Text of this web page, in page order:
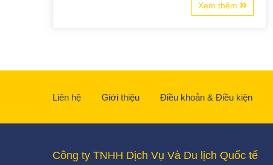
Xem thêm
Liên hệ Giới thiệu Điều khoản & Điều kiện
Công ty TNHH Dịch Vụ Và Du lịch Quốc tế